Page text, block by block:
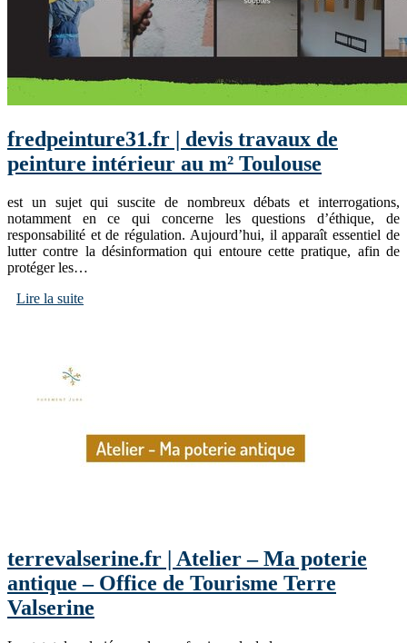
fredpeinture31.fr | devis travaux de
peinture intérieur au m² Toulouse
est un sujet qui suscite de nombreux débats et interrogations,
notamment en ce qui concerne les questions d’éthique, de
responsabilité et de régulation. Aujourd’hui, il apparaît essentiel de
lutter contre la désinformation qui entoure cette pratique, afin de
protéger les…
Lire la suite
terrevalserine.fr | Atelier – Ma poterie
antique – Office de Tourisme Terre
Valserine